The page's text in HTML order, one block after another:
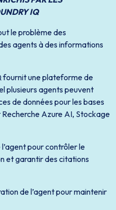
IQ
le problème des
agents à des informations
fournit une plateforme de
plusieurs agents peuvent
de données pour les bases
Azure AI, Stockage
pour contrôler le
et garantir des citations
de l’agent pour maintenir